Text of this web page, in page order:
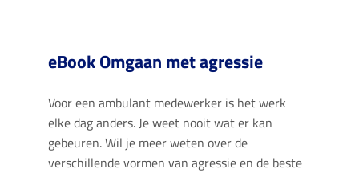
eBook Omgaan met agressie
Voor een ambulant medewerker is het werk
elke dag anders. Je weet nooit wat er kan
gebeuren. Wil je meer weten over de
verschillende vormen van agressie en de beste